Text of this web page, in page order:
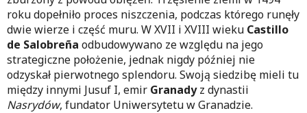
roku dopełniło proces niszczenia, podczas którego runęły
dwie wierze i część muru. W XVII i XVIII wieku Castillo
de Salobreña odbudowywano ze względu na jego
strategiczne położenie, jednak nigdy później nie
odzyskał pierwotnego splendoru. Swoją siedzibę mieli tu
między innymi Jusuf I, emir Granadyz dynastii
Nasrydów, fundator Uniwersytetu w Granadzie.